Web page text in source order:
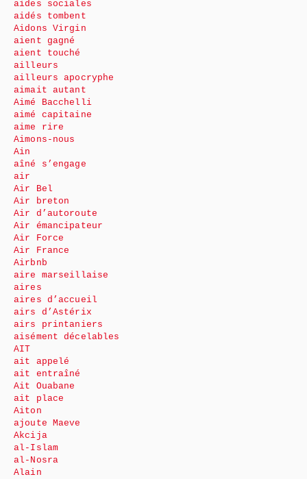
aides sociales
aidés tombent
Aidons Virgin
aient gagné
aient touché
ailleurs
ailleurs apocryphe
aimait autant
Aimé Bacchelli
aimé capitaine
aime rire
Aimons-nous
Ain
aîné s’engage
air
Air Bel
Air breton
Air d’autoroute
Air émancipateur
Air Force
Air France
Airbnb
aire marseillaise
aires
aires d’accueil
airs d’Astérix
airs printaniers
aisément décelables
AIT
ait appelé
ait entraîné
Ait Ouabane
ait place
Aiton
ajoute Maeve
Akcija
al-Islam
al-Nosra
Alain